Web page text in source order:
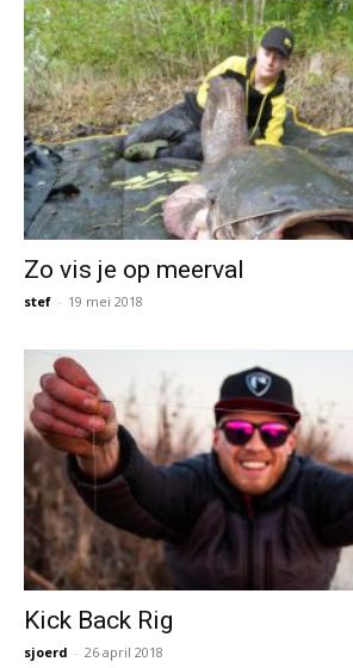
Zo vis je op meerval
stef - 19 mei 2018
Kick Back Rig
sjoerd - 26 april 2018